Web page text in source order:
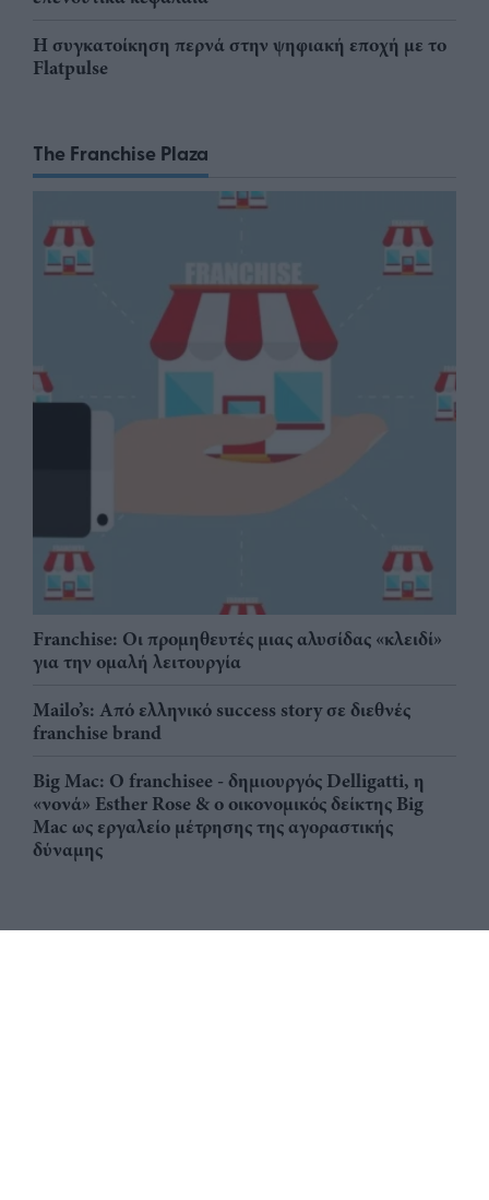
Η συγκατοίκηση περνά στην ψηφιακή εποχή με το
Flatpulse
The Franchise Plaza
Franchise: Οι προμηθευτές μιας αλυσίδας «κλειδί»
για την ομαλή λειτουργία
Mailo’s: Από ελληνικό success story σε διεθνές
franchise brand
Big Mac: Ο franchisee - δημιουργός Delligatti, η
«νονά» Esther Rose & ο οικονομικός δείκτης Big
Mac ως εργαλείο μέτρησης της αγοραστικής
δύναμης